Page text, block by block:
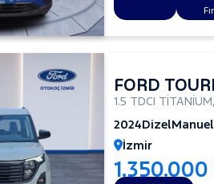
FORD
1.5 TDCI TİTANİUM,
2024DizelManuel
İzmir
1.350.000